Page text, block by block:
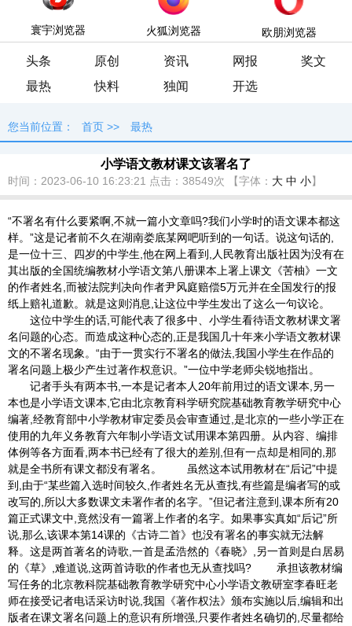
寰宇浏览器 火狐浏览器 欧朋浏览器
头条 原创 资讯 网报
奖文
最热
快料 独闻 开选
您当前位置： 首页 >> 最热
小学语文教材课文该署名了
时间：2023-06-10 16:23:21 点击： 38549次 【字体： 大 中 小】
“不署名有什么要紧啊,不就一篇小文章吗?我们小学时的语文课本都这
样。”这是记者前不久在湖南娄底某网吧听到的一句话。说这句话的,
是一位十三、四岁的中学生,他在网上看到,人民教育出版社因为没有在
其出版的全国统编教材小学语文第八册课本上署上课文《苦柚》一文
的作者姓名,而被法院判决向作者尹风庭赔偿5万元并在全国发行的报
纸上赔礼道歉。就是这则消息,让这位中学生发出了这么一句议论。
这位中学生的话,可能代表了很多中、小学生看待语文教材课文署
名问题的心态。而造成这种心态的,正是我国几十年来小学语文教材课
文的不署名现象。“由于一贯实行不署名的做法,我国小学生在作品的
署名问题上极少产生过著作权意识。”一位中学老师尖锐地指出。
记者手头有两本书,一本是记者本人20年前用过的语文课本,另一
本也是小学语文课本,它由北京教育科学研究院基础教育教学研究中心
编著,经教育部中小学教材审定委员会审查通过,是北京的一些小学正在
使用的九年义务教育六年制小学语文试用课本第四册。从内容、编排
体例等各方面看,两本书已经有了很大的差别,但有一点却是相同的,那
就是全书所有课文都没有署名。 虽然这本试用教材在“后记”中提
到,由于“某些篇入选时间较久,作者姓名无从查找,有些篇是编者写的或
改写的,所以大多数课文未署作者的名字。”但记者注意到,课本所有20
篇正式课文中,竟然没有一篇署上作者的名字。如果事实真如“后记”所
说,那么,该课本第14课的《古诗二首》也没有署名的事实就无法解
释。这是两首著名的诗歌,一首是孟浩然的《春晓》,另一首则是白居易
的《草》,难道说,这两首诗歌的作者也无从查找吗? 承担该教材编
写任务的北京教科院基础教育教学研究中心小学语文教研室李春旺老
师在接受记者电话采访时说,我国《著作权法》颁布实施以后,编辑和出
版者在课文署名问题上的意识有所增强,只要作者姓名确切的,尽量都给